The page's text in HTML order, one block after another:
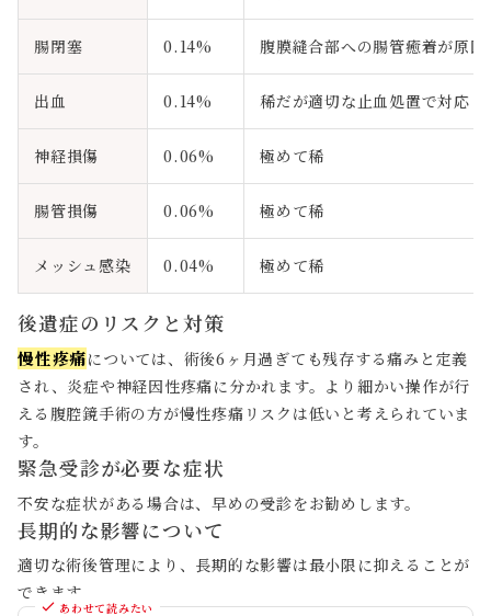
腸閉塞 0.14% 腹膜縫合部への腸管癒着が原因
出血 0.14% 稀だが適切な止血処置で対応
神経損傷 0.06% 極めて稀
腸管損傷 0.06% 極めて稀
メッシュ感染 0.04% 極めて稀
後遺症のリスクと対策
慢性疼痛については、術後6ヶ月過ぎても残存する痛みと定義
され、炎症や神経因性疼痛に分かれます。より細かい操作が行
える腹腔鏡手術の方が慢性疼痛リスクは低いと考えられていま
す。
緊急受診が必要な症状
不安な症状がある場合は、早めの受診をお勧めします。
長期的な影響について
適切な術後管理により、長期的な影響は最小限に抑えることが
できます。
あわせて読みたい